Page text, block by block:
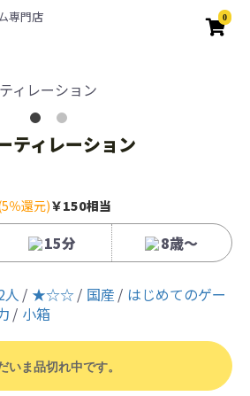
専門店 0
ティレーション
％還元)￥150相当
15分 8歳〜
人 ★☆☆ 国産
はじめてのゲー
小箱
いま品切れ中です。